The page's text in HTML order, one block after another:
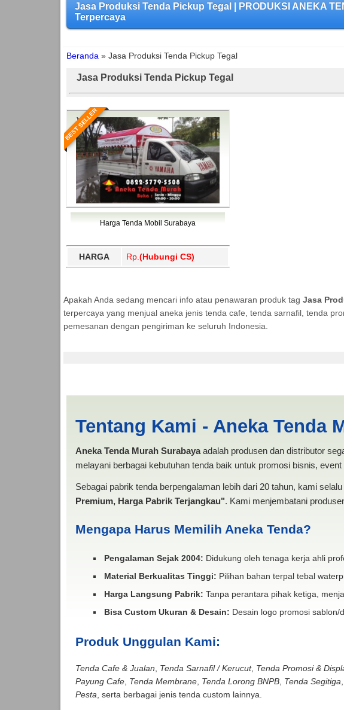
Jasa Produksi Tenda Pickup Tegal | PRODUKSI ANEKA
Terpercaya
Beranda » Jasa Produksi Tenda Pickup Tegal
Jasa Produksi Tenda Pickup Tegal
BEST SELLER
Harga Tenda Mobil Surabaya
HARGA Rp. (Hubungi CS)
Apakah Anda sedang mencari info atau penawaran produk tag Jasa
terpercaya yang menjual aneka jenis tenda cafe, tenda sarnafil, tenda
pemesanan dengan pengiriman ke seluruh Indonesia.
Tentang Kami - Aneka Tenda
Aneka Tenda Murah Surabayaadalah produsen dan distributor
melayani berbagai kebutuhan tenda baik untuk promosi bisnis,
Sebagai pabrik tenda berpengalaman lebih dari 20 tahun, kami
Premium, Harga Pabrik Terjangkau". Kami menjembatani
Mengapa Harus Memilih Aneka Tenda?
Pengalaman Sejak 2004: Didukung oleh tenaga kerja ahli
Material Berkualitas Tinggi: Pilihan bahan terpal tebal
Harga Langsung Pabrik: Tanpa perantara pihak ketiga,
Bisa Custom Ukuran & Desain: Desain logo promosi sablon/
Produk Unggulan Kami:
Tenda Cafe & Jualan Tenda Sarnafil / Kerucut, Tenda Promosi &
Payung Cafe, Tenda Membrane, Tenda Lorong BNPB, Tenda Segitiga
Pesta , serta berbagai jenis tenda custom lainnya.